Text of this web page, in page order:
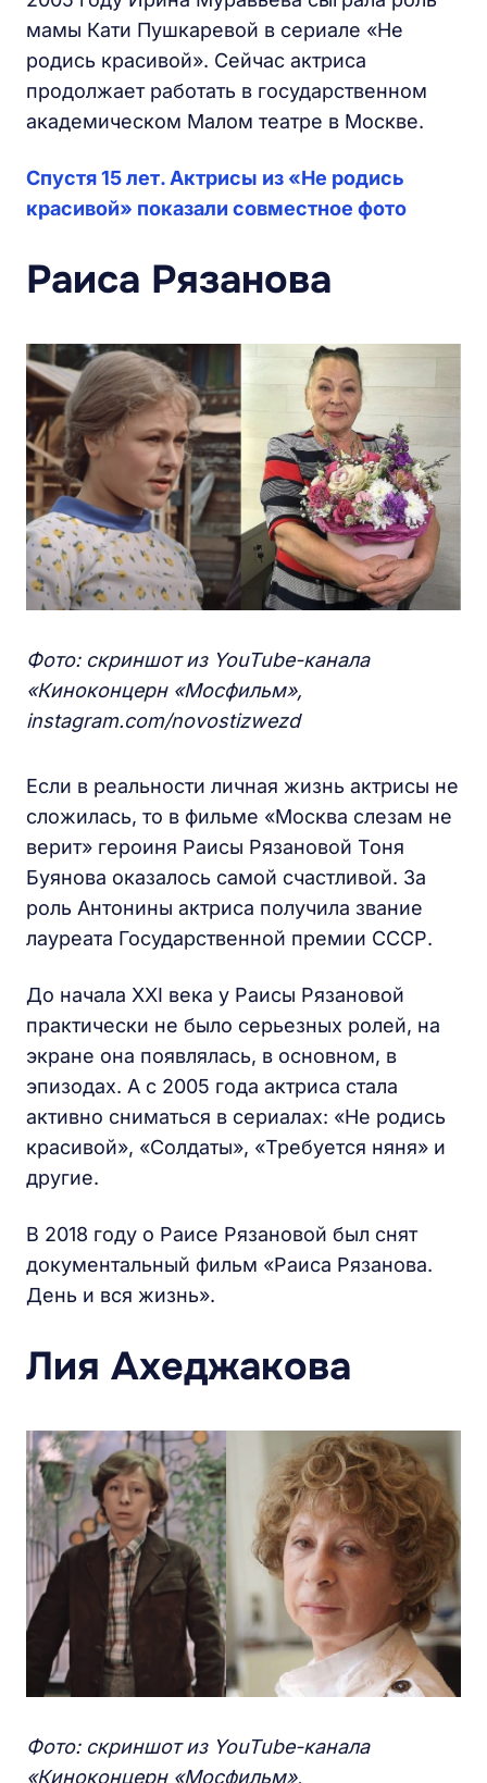
мамы Кати Пушкаревой в сериале «Не
родись красивой». Сейчас актриса
продолжает работать в государственном
академическом Малом театре в Москве.
Спустя 15 лет. Актрисы из «Не родись
красивой» показали совместное фото
Раиса Рязанова
Фото: скриншот из YouTube-канала
«Киноконцерн «Мосфильм»,
instagram.com/novostizwezd
Если в реальности личная жизнь актрисы не
сложилась, то в фильме «Москва слезам не
верит» героиня Раисы Рязановой Тоня
Буянова оказалось самой счастливой. За
роль Антонины актриса получила звание
лауреата Государственной премии СССР.
До начала XXI века у Раисы Рязановой
практически не было серьезных ролей, на
экране она появлялась, в основном, в
эпизодах. А с 2005 года актриса стала
активно сниматься в сериалах: «Не родись
красивой», «Солдаты», «Требуется няня» и
другие.
В 2018 году о Раисе Рязановой был снят
документальный фильм «Раиса Рязанова.
День и вся жизнь».
Лия Ахеджакова
Фото: скриншот из YouTube-канала
«Киноконцерн «Мосфильм»,